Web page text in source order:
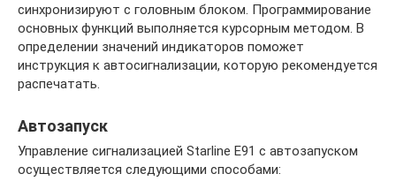
синхронизируют с головным блоком. Программирование
основных функций выполняется курсорным методом. В
определении значений индикаторов поможет
инструкция к автосигнализации, которую рекомендуется
распечатать.
Автозапуск
Управление сигнализацией Starline E91 с автозапуском
осуществляется следующими способами: